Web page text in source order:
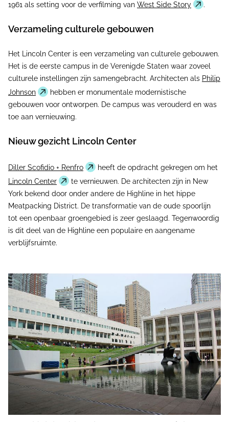
1961 als setting voor de verfilming van West Side Story .
Verzameling culturele gebouwen
Het Lincoln Center is een verzameling van culturele gebouwen.
Het is de eerste campus in de Verenigde Staten waar zoveel
culturele instellingen zijn samengebracht. Architecten als Philip
Johnson
hebben er monumentale modernistische
gebouwen voor ontworpen. De campus was verouderd en was
toe aan vernieuwing.
Nieuw gezicht Lincoln Center
Diller Scofidio + Renfro
heeft de opdracht gekregen om het
Lincoln Center
te vernieuwen. De architecten zijn in New
York bekend door onder andere de Highline in het hippe
Meatpacking District. De transformatie van de oude spoorlijn
tot een openbaar groengebied is zeer geslaagd. Tegenwoordig
is dit deel van de Highline een populaire en aangename
verblijfsruimte.